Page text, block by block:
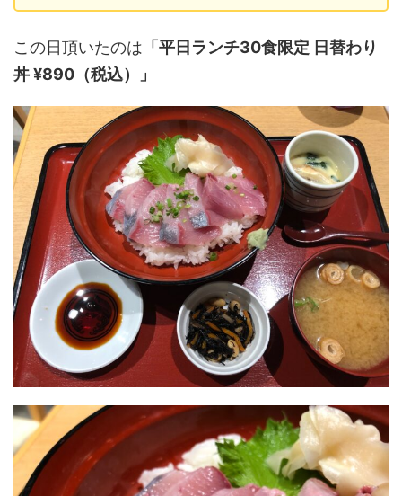
この日頂いたのは 「平日ランチ30食限定 日替わり
丼 ¥890（税込）」